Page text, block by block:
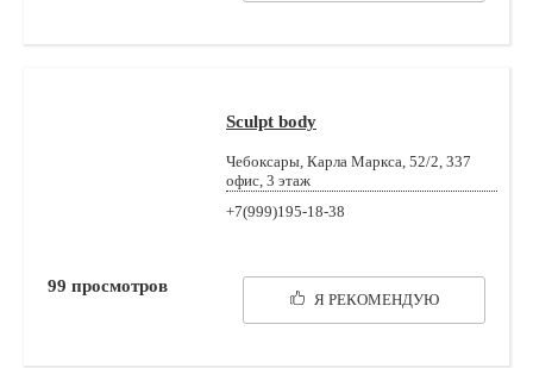
Sculpt body
Чебоксары, Карла Маркса, 52/2, 337
офис, 3 этаж
+7(999)195-18-38
Я РЕКОМЕНДУЮ
99 просмотров